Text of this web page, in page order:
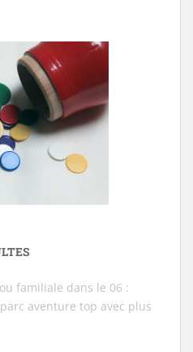
familiale dans le 06 :
aventure top avec plus